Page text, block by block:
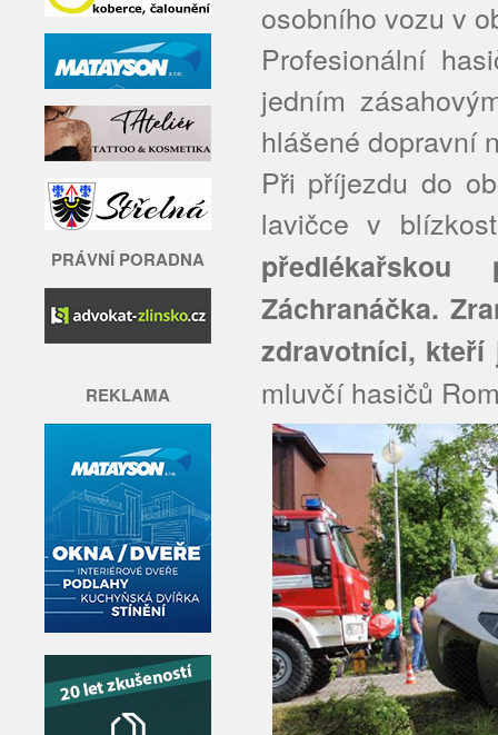
PRÁVNÍ PORADNA
REKLAMA
osobního vozu v
Profesionální
jedním
hlášené dopravní
Při příjezdu do
lavičce v
Záchranáčka.
zdravotníci, kteří
mluvčí hasičů